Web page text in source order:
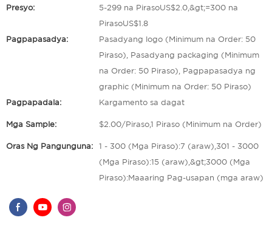
Presyo: 5-299 na PirasoUS$2.0,&gt;=300 na
PirasoUS$1.8
Pagpapasadya: Pasadyang logo (Minimum na Order: 50
Piraso), Pasadyang packaging (Minimum
na Order: 50 Piraso), Pagpapasadya ng
graphic (Minimum na Order: 50 Piraso)
Pagpapadala: Kargamento sa dagat
Mga Sample: $2.00/Piraso,1 Piraso (Minimum na Order)
Oras Ng Pangunguna: 1 - 300 (Mga Piraso):7 (araw),301 - 3000
(Mga Piraso):15 (araw),&gt;3000 (Mga
Piraso):Maaaring Pag-usapan (mga araw)